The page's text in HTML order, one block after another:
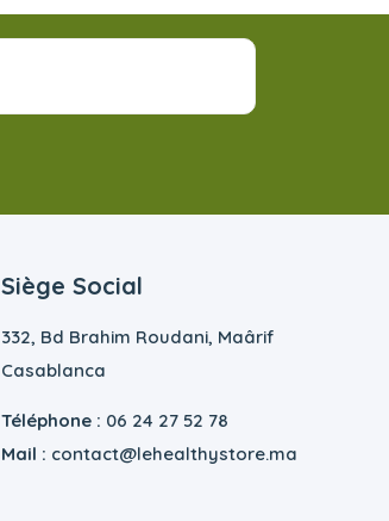
Siège Social
332, Bd Brahim Roudani, Maârif
Casablanca
Téléphone : 06 24 27 52 78
Mail : contact@lehealthystore.ma